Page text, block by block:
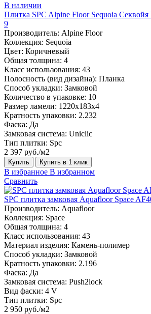
В наличии
Плитка SPC Alpine Floor Sequoia
9
Производитель: Alpine Floor
Коллекция: Sequoia
Цвет: Коричневый
Общая толщина: 4
Класс использования: 43
Полосность (вид дизайна): Планка
Способ укладки: Замковой
Количество в упаковке: 10
Размер ламели: 1220х183х4
Кратность упаковки: 2.232
Фаска: Да
Замковая система: Uniclic
Тип плитки: Spc
2 397 руб./м2
Купить Купить в 1 клик
В избранное В избранном
Сравнить
SPC плитка замковая Aquafloor Space
Производитель: Aquafloor
Коллекция: Space
Общая толщина: 4
Класс использования: 43
Материал изделия: Камень-полимер
Способ укладки: Замковой
Кратность упаковки: 2.196
Фаска: Да
Замковая система: Push2lock
Вид фаски: 4 V
Тип плитки: Spc
2 950 руб./м2